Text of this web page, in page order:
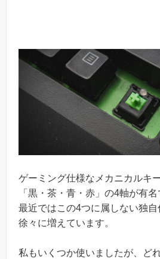
ゲーミング仕様なメカニカルキ
「黒・茶・青・赤」の4軸が有名
最近ではこの4つに属しない独
徐々に増えています。
私もいくつか使いましたが、ど